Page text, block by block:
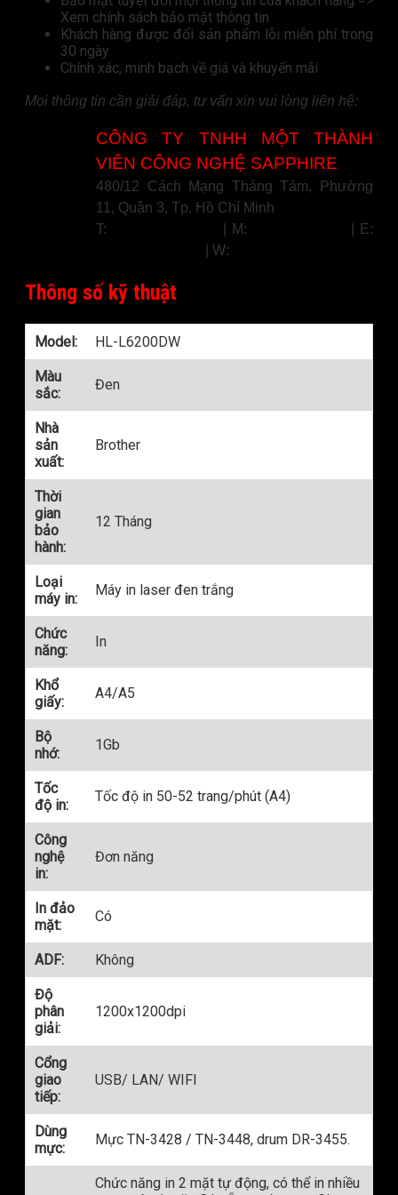
Xem chính sách bảo mật thông tin
Khách hàng được đổi sản phẩm lỗi miễn phí trong
30 ngày
Chính xác, minh bạch về giá và khuyến mãi
Mọi thông tin cần giải đáp, tư vấn xin vui lòng liên hệ:
CÔNG TY TNHH MỘT THÀNH
VIÊN CÔNG NGHỆ SAPPHIRE
480/12 Cách Mạng Tháng Tám, Phường
11, Quận 3, Tp. Hồ Chí Minh
T:
| M:
| E:
| W:
Thông số kỹ thuật
Model: HL-L6200DW
Màu
sắc:
Đen
Nhà
sản
xuất:
Brother
Thời
gian
bảo
hành:
12 Tháng
Loại
máy in:
Máy in laser đen trắng
Chức
năng:
In
Khổ
giấy:
A4/A5
Bộ
nhớ:
1Gb
Tốc
độ in:
Tốc độ in 50-52 trang/phút (A4)
Công
nghệ
in:
Đơn năng
In đảo
mặt:
Có
ADF: Không
Độ
phân
giải:
1200x1200dpi
Cổng
giao
tiếp:
USB/ LAN/ WIFI
Dùng
mực:
Mực TN-3428 / TN-3448, drum DR-3455.
Chức năng in 2 mặt tự động, có thể in nhiều